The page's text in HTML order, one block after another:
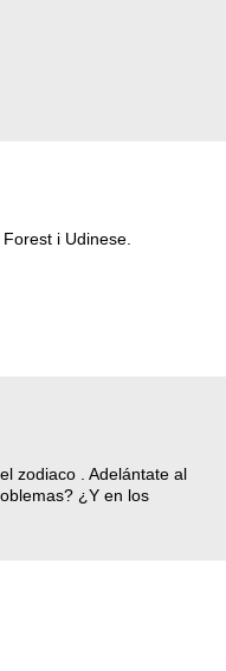
i Udinese.
zodiaco . Adelántate al
¿Y en los